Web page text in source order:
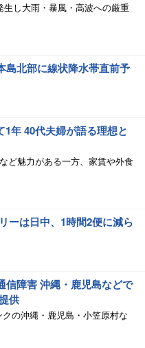
し大雨・暴風・高波への厳重
島北部に線状降水帯直前予
年 40代夫婦が語る理想と
ど魅力がある一方、家賃や外食
ーは日中、1時間2便に減ら
信障害 沖縄・鹿児島などで
供
の沖縄・鹿児島・小笠原村な